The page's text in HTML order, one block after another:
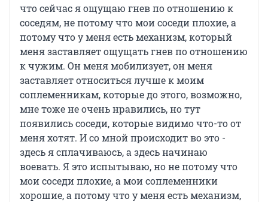
что сейчас я ощущаю гнев по отношению к
соседям, не потому что мои соседи плохие, а
потому что у меня есть механизм, который
меня заставляет ощущать гнев по отношению
к чужим. Он меня мобилизует, он меня
заставляет относиться лучше к моим
соплеменникам, которые до этого, возможно,
мне тоже не очень нравились, но тут
появились соседи, которые видимо что-то от
меня хотят. И со мной происходит во это -
здесь я сплачиваюсь, а здесь начинаю
воевать. Я это испытываю, но не потому что
мои соседи плохие, а мои соплеменники
хорошие, а потому что у меня есть механизм,